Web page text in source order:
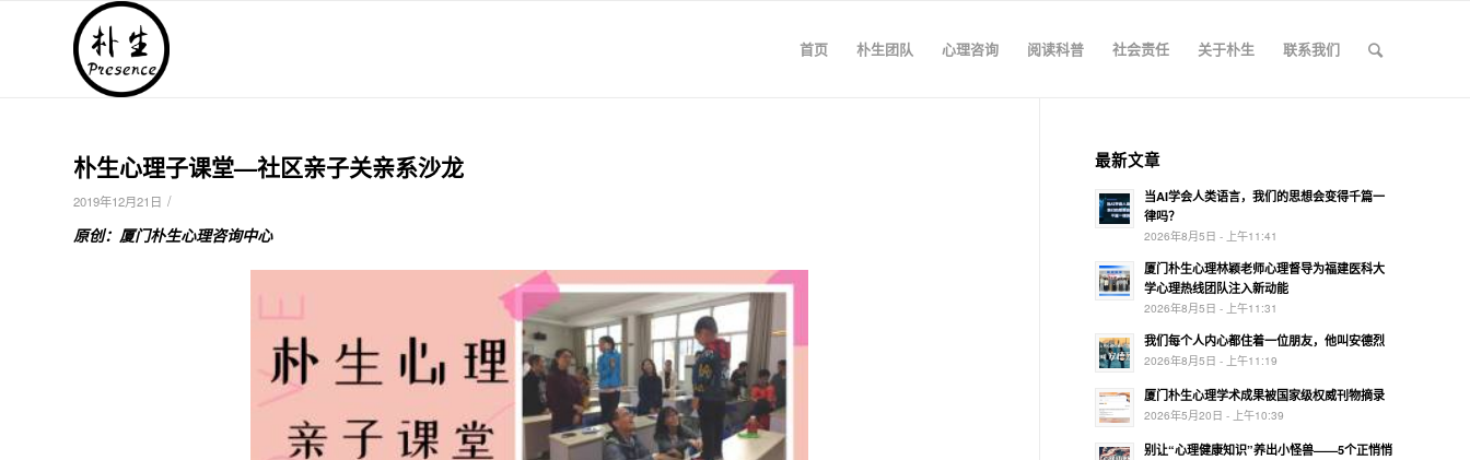
首页 朴生团队 心理咨询 阅读科普 社会责任 关于朴生 联系我们
朴生心理子课堂—社区亲子关亲系沙龙
2019年12月21日 /
原创：厦门朴生心理咨询中心
最新文章
当AI学会人类语言，我们的思想会变得千篇一
律吗？
2026年8月5日 - 上午11:41
厦门朴生心理林颖老师心理督导为福建医科大
学心理热线团队注入新动能
2026年8月5日 - 上午11:31
我们每个人内心都住着一位朋友，他叫安德烈
2026年8月5日 - 上午11:19
厦门朴生心理学术成果被国家级权威刊物摘录
2026年5月20日 - 上午10:39
别让“心理健康知识”养出小怪兽——5个正悄悄